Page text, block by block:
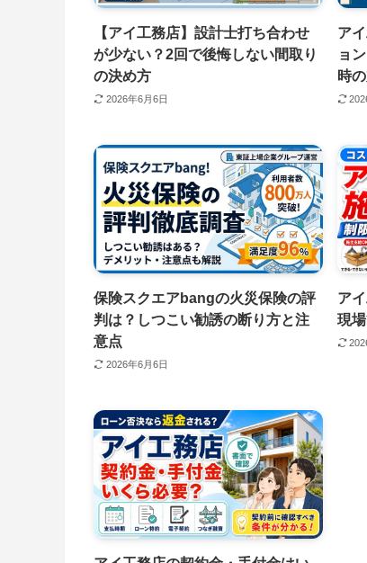
【アイ工務店】設計士打ち合わせ
が少ない？2回で後悔しない間取り
の決め方
2026年6月6日
ア
ョ
時
保険スクエアbangの火災保険の評
判は？しつこい勧誘の断り方と注
意点
2026年6月6日
ア
現